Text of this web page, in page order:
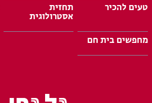
טעים להכיר
תחזית
אסטרולוגית
מחפשים בית חם